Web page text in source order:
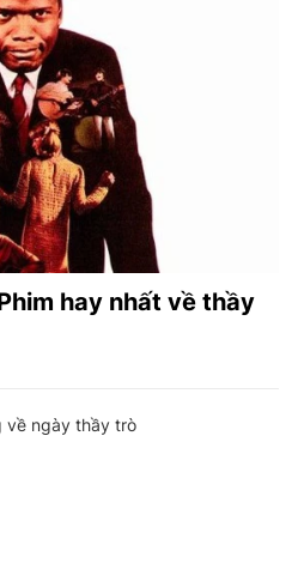
hay nhất về thầy